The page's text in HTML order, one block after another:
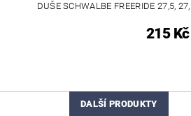
DUŠE SCHWALBE FREERIDE 27,5,
215 Kč
DALŠÍ PRODUKTY